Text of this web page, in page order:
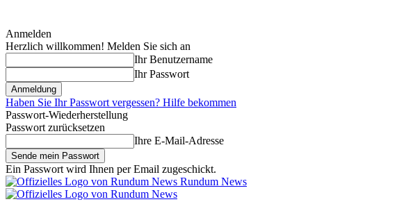
Anmelden
Herzlich willkommen! Melden Sie sich an
Ihr Benutzername
Ihr Passwort
Haben Sie Ihr Passwort vergessen? Hilfe bekommen
Passwort-Wiederherstellung
Passwort zurücksetzen
Ihre E-Mail-Adresse
Ein Passwort wird Ihnen per Email zugeschickt.
Rundum News